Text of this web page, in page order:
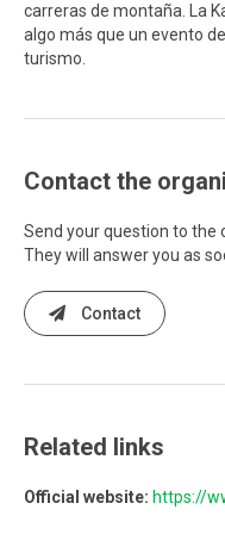
carreras de montaña. La
algo más que un evento
turismo.
Contact the
Send your question to the
They will answer you as
Contact
Related links
Official website: https://